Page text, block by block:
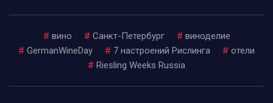
# вино # Санкт-Петербург # виноделие
# GermanWineDay # 7 настроений Рислинга # отели
# Riesling Weeks Russia